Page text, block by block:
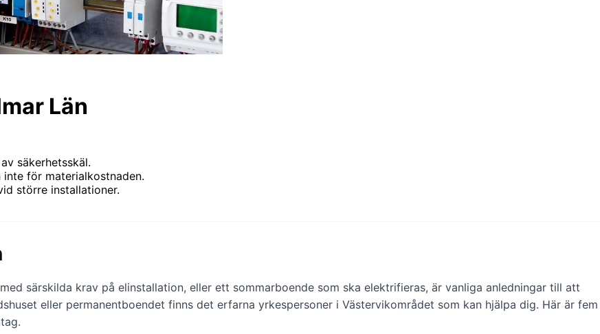
Län
säkerhetsskäl.
för materialkostnaden.
större installationer.
särskilda krav på elinstallation, eller ett sommarboende som ska elektrifieras, är vanliga anledningar till att
eller permanentboendet finns det erfarna yrkespersoner i Västervikområdet som kan hjälpa dig. Här är fem